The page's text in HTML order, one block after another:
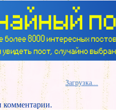
Загрузка...